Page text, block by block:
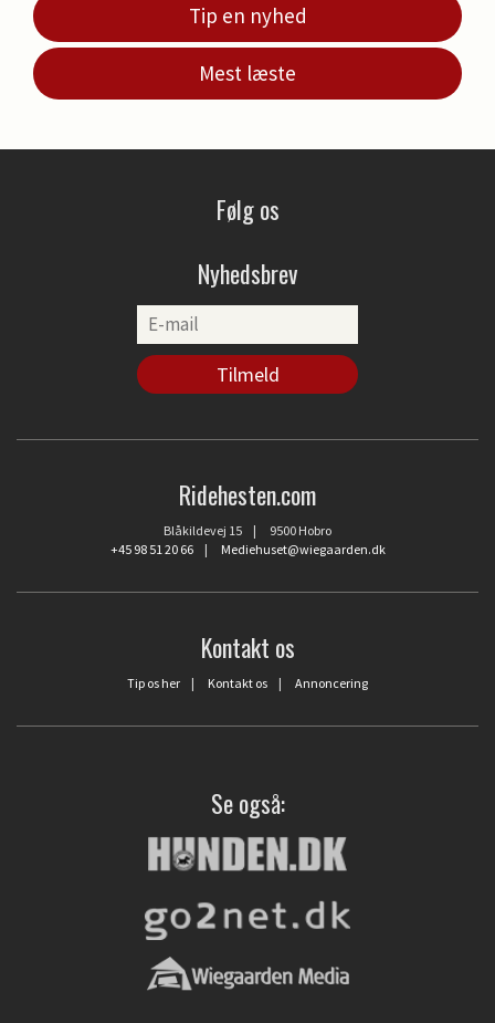
Tip en nyhed
Mest læste
Følg os
Nyhedsbrev
Ridehesten.com
Blåkildevej 15 | 9500 Hobro
+45 98 51 20 66| Mediehuset@wiegaarden.dk
Kontakt os
Tip os her | Kontakt os | Annoncering
Se også: